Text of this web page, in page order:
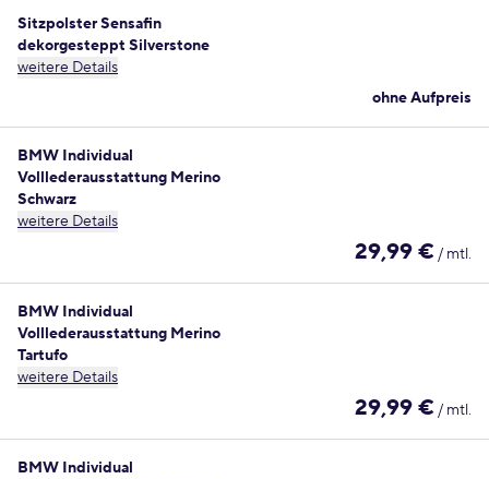
Sitzpolster Sensafin
dekorgesteppt Silverstone
weitere Details
ohne Aufpreis
BMW Individual
Volllederausstattung Merino
Schwarz
weitere Details
29,99 € / mtl.
BMW Individual
Volllederausstattung Merino
Tartufo
weitere Details
29,99 € / mtl.
BMW Individual